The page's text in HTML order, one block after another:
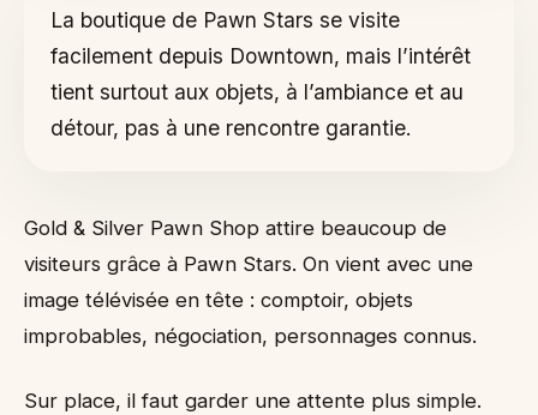
Tableau de décision rapide
L’intégrer à Downtown
Acheter ou simplement regarder
À qui la visite plaira
La règle simple à garder
La boutique de Pawn Stars se visite
facilement depuis Downtown, mais l’intérêt
tient surtout aux objets, à l’ambiance et au
détour, pas à une rencontre garantie.
Gold & Silver Pawn Shop attire beaucoup de
visiteurs grâce à Pawn Stars. On vient avec une
image télévisée en tête : comptoir, objets
improbables, négociation, personnages connus.
Sur place, il faut garder une attente plus simple.